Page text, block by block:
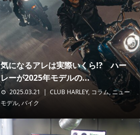
気になるアレは実際いくら!? ハー
レーが2025年モデルの...
2025.03.21 CLUB HARLEY, コラム, ニュー
モデル,バイク